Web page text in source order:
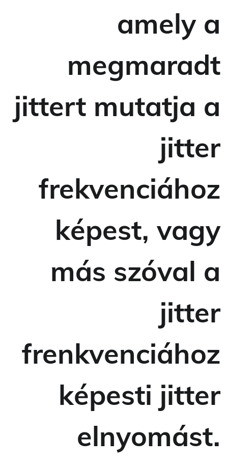
amely a
megmaradt
jittert mutatja a
jitter
frekvenciához
képest, vagy
más szóval a
jitter
frenkvenciához
képesti jitter
elnyomást.